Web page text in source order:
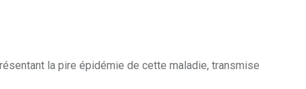
la pire épidémie de cette maladie, transmise